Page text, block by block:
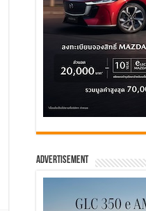
Advertisement